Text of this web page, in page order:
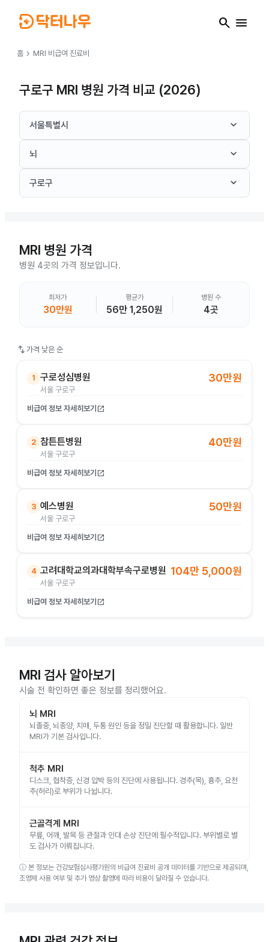
search menu
홈 chevron_right MRI 비급여 진료비
구로구 MRI 병원 가격 비교 (2026)
서울특별시 keyboard_arrow_down
뇌 keyboard_arrow_down
구로구 keyboard_arrow_down
MRI 병원 가격
병원 4곳의 가격 정보입니다.
최저가
30만원
평균가
56만 1,250원
병원 수
4곳
swap_vert 가격 낮은 순
1 구로성심병원
서울 구로구
30만원
비급여 정보 자세히보기 open_in_new
2 참튼튼병원
서울 구로구
40만원
비급여 정보 자세히보기 open_in_new
3 예스병원
서울 구로구
50만원
비급여 정보 자세히보기 open_in_new
4 고려대학교의과대학부속구로병원
서울 구로구
104만 5,000원
비급여 정보 자세히보기 open_in_new
MRI 검사 알아보기
시술 전 확인하면 좋은 정보를 정리했어요.
뇌 MRI
뇌졸중, 뇌종양, 치매, 두통 원인 등을 정밀 진단할 때 활용합니다. 일반
MRI가 기본 검사입니다.
척추 MRI
디스크, 협착증, 신경 압박 등의 진단에 사용됩니다. 경추(목), 흉추, 요천
추(허리)로 부위가 나뉩니다.
근골격계 MRI
무릎, 어깨, 발목 등 관절과 인대 손상 진단에 필수적입니다. 부위별로 별
도 검사가 이뤄집니다.
ⓘ 본 정보는 건강보험심사평가원의 비급여 진료비 공개 데이터를 기반으로 제공되며,
조영제 사용 여부 및 추가 영상 촬영에 따라 비용이 달라질 수 있습니다.